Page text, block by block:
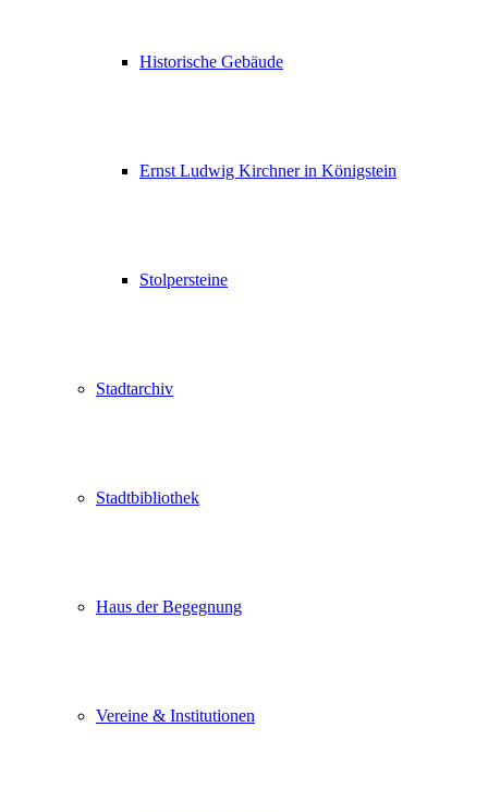
Historische Gebäude
Ernst Ludwig Kirchner in Königstein
Stolpersteine
Stadtarchiv
Stadtbibliothek
Haus der Begegnung
Vereine & Institutionen